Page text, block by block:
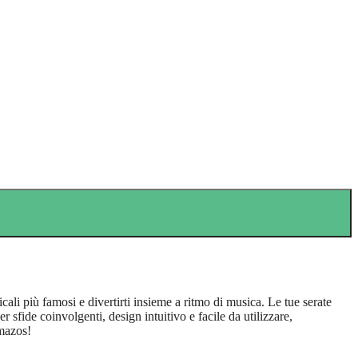
più famosi e divertirti insieme a ritmo di musica. Le tue serate
sfide coinvolgenti, design intuitivo e facile da utilizzare,